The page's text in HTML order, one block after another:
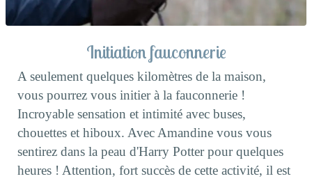
Initiation fauconnerie
A seulement quelques kilomètres de la maison,
vous pourrez vous initier à la fauconnerie !
Incroyable sensation et intimité avec buses,
chouettes et hiboux. Avec Amandine vous vous
sentirez dans la peau d'Harry Potter pour quelques
heures ! Attention, fort succès de cette activité, il est